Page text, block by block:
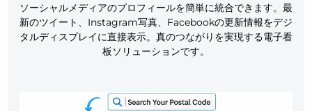
ソーシャルメディアのプロフィールを簡単に統合できます。最
新のツイート、Instagram写真、Facebookの更新情報をデジ
タルディスプレイに直接表示。真のつながりを実現する電子看
板ソリューションです。